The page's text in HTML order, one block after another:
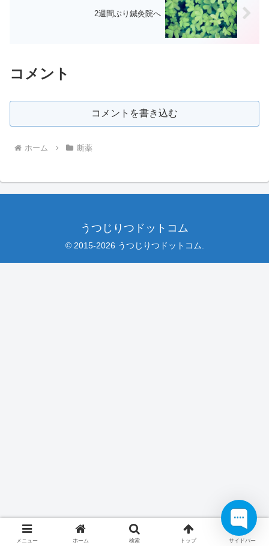
2週間ぶり鍼灸院へ
コメント
コメントを書き込む
ホーム 断薬
うつじりつドットコム
© 2015-2026 うつじりつドットコム.
メニュー ホーム 検索 トップ サイドバー